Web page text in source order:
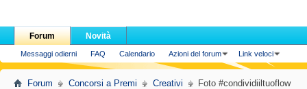
Forum
Messaggi odierni FAQ Calendario Azioni del forum Link veloci
Novità
Forum Concorsi a Premi Creativi Foto #condividiiltuoflow